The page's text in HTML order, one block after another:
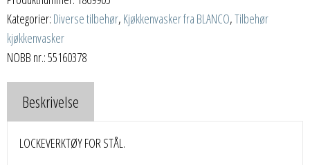
Kategorier: Diverse tilbehør, Kjøkkenvasker fra BLANCO,Tilbehør
kjøkkenvasker
NOBB nr.: 55160378
Beskrivelse
LOCKEVERKTØY FOR STÅL.